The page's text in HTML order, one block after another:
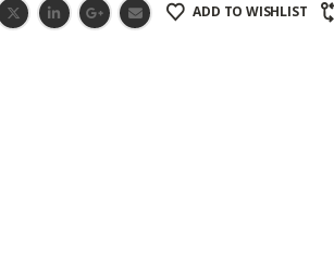
ADD TO WISHLIST